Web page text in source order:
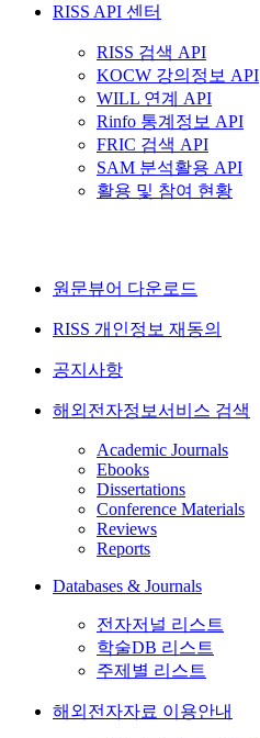
RISS API 센터
RISS 검색 API
KOCW 강의정보 API
WILL 연계 API
Rinfo 통계정보 API
FRIC 검색 API
SAM 분석활용 API
활용 및 참여 현황
원문뷰어 다운로드
RISS 개인정보 재동의
공지사항
해외전자정보서비스 검색
Academic Journals
Ebooks
Dissertations
Conference Materials
Reviews
Reports
Databases & Journals
전자저널 리스트
학술DB 리스트
주제별 리스트
해외전자자료 이용안내